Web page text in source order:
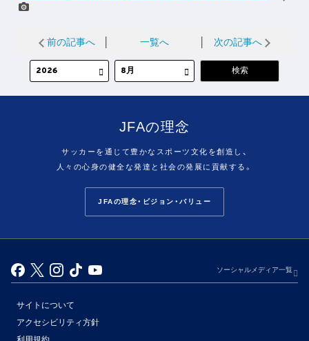
前の記事へ 一覧へ 次の記事へ
JFAの理念
サッカーを通じて豊かなスポーツ文化を創造し、
人々の心身の健全な発達と社会の発展に貢献する。
JFAの理念・ビジョン・バリュー
ソーシャルメディア一覧
サイトについて
アクセシビリティ方針